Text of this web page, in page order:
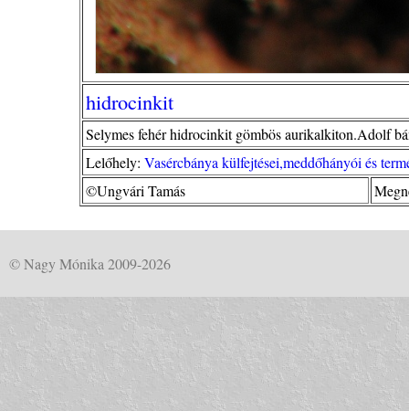
hidrocinkit
Selymes fehér hidrocinkit gömbös aurikalkiton.Adolf
Lelőhely: Vasércbánya külfejtései,meddőhányói és
©Ungvári Tamás
© Nagy Mónika 2009-2026